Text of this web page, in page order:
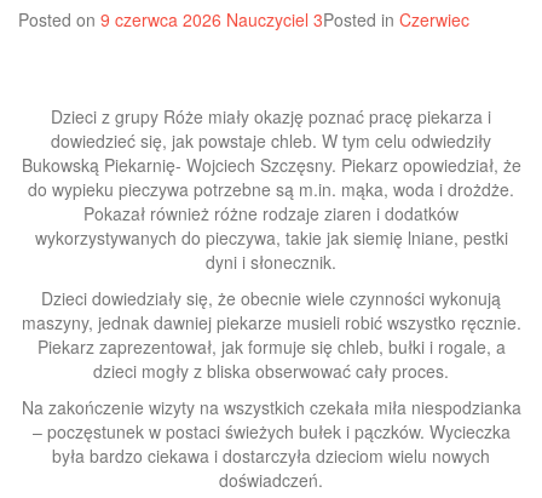
Posted on 9 czerwca 2026 Nauczyciel 3Posted in Czerwiec
Dzieci z grupy Róże miały okazję poznać pracę piekarza i
dowiedzieć się, jak powstaje chleb. W tym celu odwiedziły
Bukowską Piekarnię- Wojciech Szczęsny. Piekarz opowiedział, że
do wypieku pieczywa potrzebne są m.in. mąka, woda i drożdże.
Pokazał również różne rodzaje ziaren i dodatków
wykorzystywanych do pieczywa, takie jak siemię lniane, pestki
dyni i słonecznik.
Dzieci dowiedziały się, że obecnie wiele czynności wykonują
maszyny, jednak dawniej piekarze musieli robić wszystko ręcznie.
Piekarz zaprezentował, jak formuje się chleb, bułki i rogale, a
dzieci mogły z bliska obserwować cały proces.
Na zakończenie wizyty na wszystkich czekała miła niespodzianka
– poczęstunek w postaci świeżych bułek i pączków. Wycieczka
była bardzo ciekawa i dostarczyła dzieciom wielu nowych
doświadczeń.